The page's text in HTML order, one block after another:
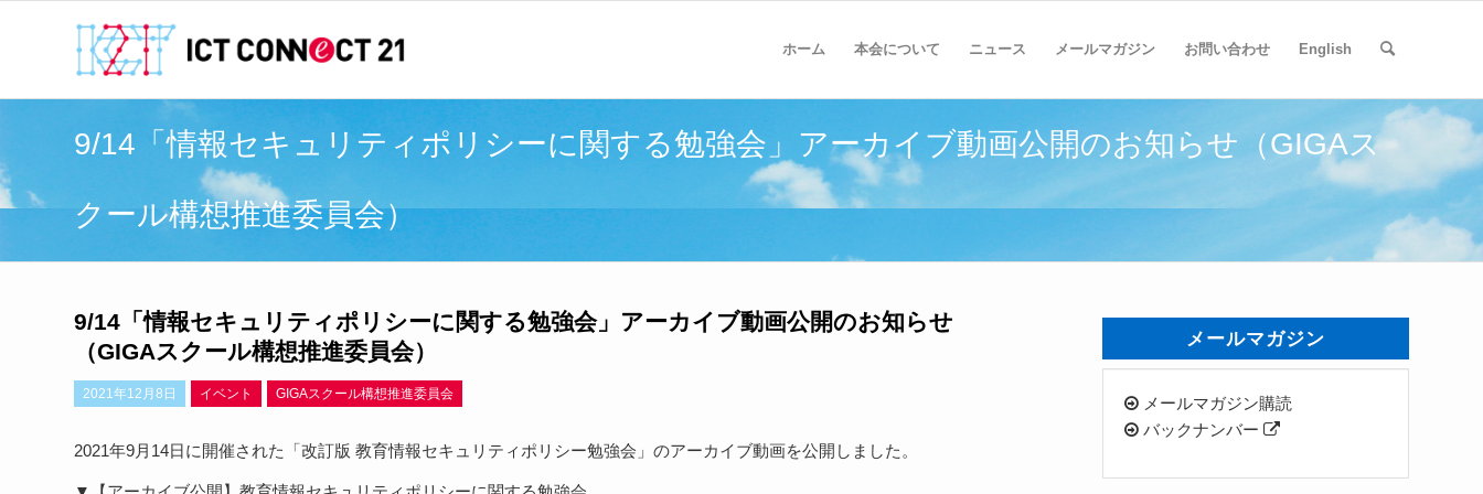
ホーム 本会について ニュース メールマガジン お問い合わせ English
9/14「情報セキュリティポリシーに関する勉強会」アーカイブ動画公開のお知らせ（GIGAス
クール構想推進委員会）
9/14「情報セキュリティポリシーに関する勉強会」アーカイブ動画公開のお知らせ
（GIGAスクール構想推進委員会）
2021年12月8日 イベント GIGAスクール構想推進委員会
2021年9月14日に開催された「改訂版 教育情報セキュリティポリシー勉強会」のアーカイブ動画を公開しました。
メールマガジン
メールマガジン購読
バックナンバー